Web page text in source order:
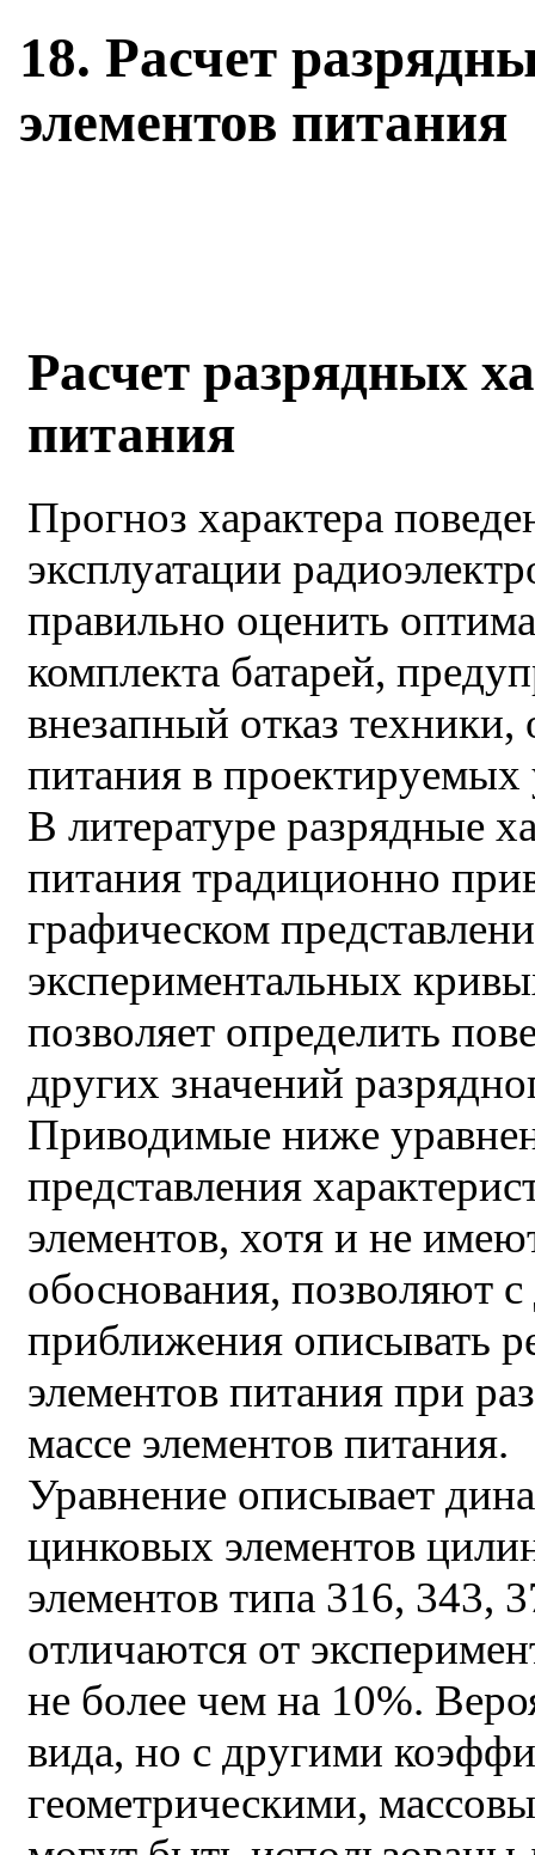
18. Расчет
элементов питания
Расчет разрядных
питания
Прогноз характера
эксплуатации
правильно оценить
комплекта батарей,
внезапный отказ
питания в проектируемых
В литературе разрядные
питания традиционно
графическом
экспериментальных
позволяет определить
других значений
Приводимые ниже
представления
элементов, хотя и не
обоснования, позволяют
приближения описывать
элементов питания при
массе элементов питания.
Уравнение описывает
цинковых элементов
элементов типа 316, 343,
отличаются от
не более чем на 10%.
вида, но с другими
геометрическими,